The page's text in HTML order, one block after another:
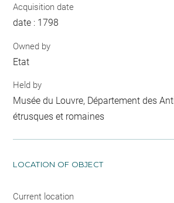
Acquisition date
date : 1798
Owned by
Etat
Held by
Musée du Louvre, Département des
étrusques et romaines
LOCATION OF OBJECT
Current location